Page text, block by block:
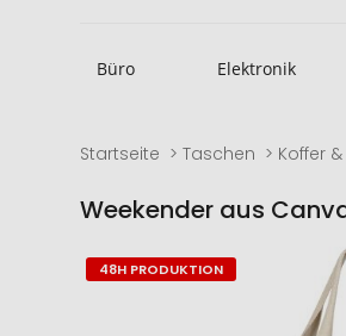
Büro Elektronik
Startseite Taschen Koffer
Weekender aus
Zum
Ende
Zum
Anfang
48H PRODUKTION